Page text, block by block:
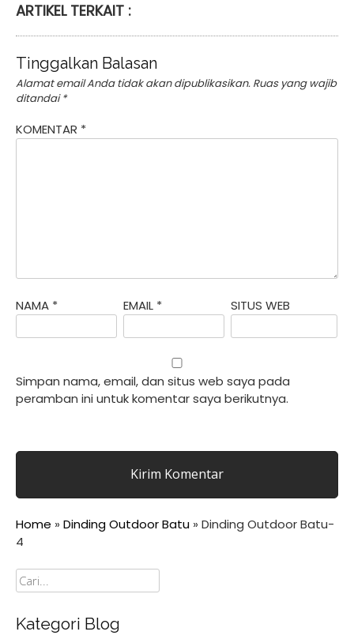
ARTIKEL TERKAIT :
Tinggalkan Balasan
Alamat email Anda tidak akan dipublikasikan. Ruas yang wajib
ditandai*
KOMENTAR *
NAMA * EMAIL * SITUS WEB
Simpan nama, email, dan situs web saya pada
peramban ini untuk komentar saya berikutnya.
Home » Dinding Outdoor Batu » Dinding Outdoor Batu-
4
Cari
Kategori Blog